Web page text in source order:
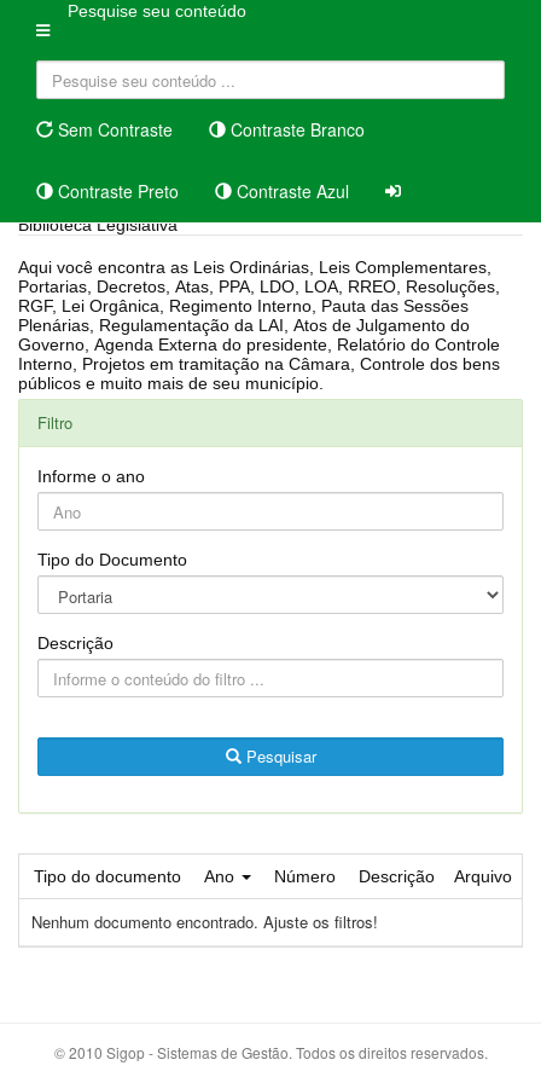
Pesquise seu conteúdo
Sem Contraste Contraste Branco
Contraste Preto Contraste Azul
Biblioteca Legislativa
Aqui você encontra as Leis Ordinárias, Leis Complementares,
Portarias, Decretos, Atas, PPA, LDO, LOA, RREO, Resoluções,
RGF, Lei Orgânica, Regimento Interno, Pauta das Sessões
Plenárias, Regulamentação da LAI, Atos de Julgamento do
Governo, Agenda Externa do presidente, Relatório do Controle
Interno, Projetos em tramitação na Câmara, Controle dos bens
públicos e muito mais de seu município.
Filtro
Informe o ano
Tipo do Documento
Descrição
Pesquisar
Tipo do documento Ano Número Descrição Arquivo
Nenhum documento encontrado. Ajuste os filtros!
© 2010 Sigop - Sistemas de Gestão. Todos os direitos reservados.